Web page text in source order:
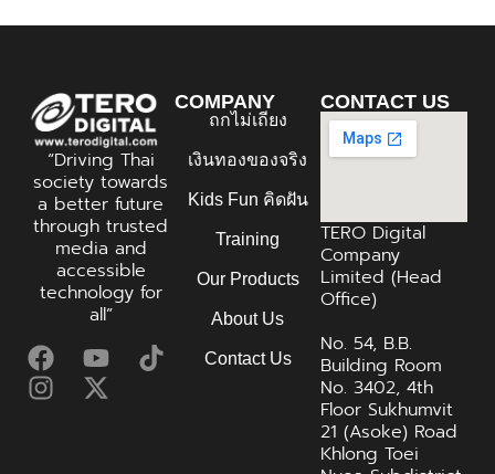
“Driving Thai
society towards
a better future
through trusted
media and
accessible
technology for
all”
COMPANY
ถกไม่เถียง
เงินทองของจริง
Kids Fun คิดฝัน
Training
Our Products
About Us
Contact Us
CONTACT US
TERO Digital
Company
Limited (Head
Office)
No. 54, B.B.
Building Room
No. 3402, 4th
Floor Sukhumvit
21 (Asoke) Road
Khlong Toei